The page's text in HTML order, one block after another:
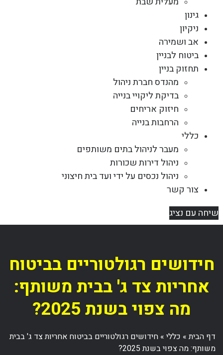
גינון
ניקיון
אב ושמירה
ביטוח לבניין
תחזוק בניין
מהנדס חברת ניהול
בדיקת ליקויי בנייה
חיזוק אריחים
הרחבות בנייה
כללי
מעבר לניהול בתים משותפים
ניהול דירות שכורות
ניהול נכסים על ידי ועד בית חיצוני
צור קשר
שיחה עם נציג
חידושים רגולטוריים בביטוח
אחריות צד ג' בבית משותף:
מה צפוי בשנת 2025?
דף הבית» כללי» חידושים רגולטוריים בביטוח אחריות צד ג' בבית
משותף: מה צפוי בשנת 2025?